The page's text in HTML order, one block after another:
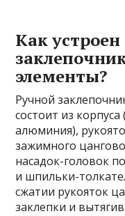
Как
элементы?
Ручной
состоит из
алюминия),
зажимного
насадок-головок
и шпильки-
сжатии рукояток
заклепки и